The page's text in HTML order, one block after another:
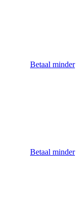
Betaal minder
Betaal minder